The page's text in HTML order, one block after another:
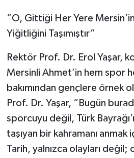
“O, Gittiği Her Yere
Yiğitliğini Taşımıştır”
Rektör Prof. Dr. Erol Yaşar,
Mersinli Ahmet’in hem spor
bakımından gençlere örnek
Prof. Dr. Yaşar, “Bugün
sporcuyu değil, Türk
taşıyan bir kahramanı anmak
Tarih, yalnızca olayları